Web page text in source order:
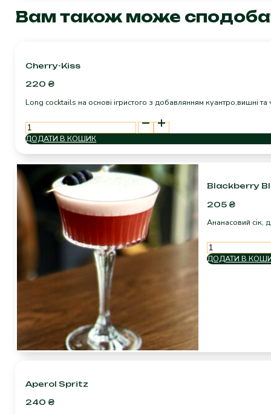
Вам також може
Cherry-Kiss
220₴
Long cocktails на основі ігристого з добавлянням куантро,вишні
Cherry-
Kiss
кількість
ДОДАТИ В КОШИК
Blackberry
205₴
Ананасовий сік,
Blackberry
Bliss
кількість
ДОДАТИ В
Aperol Spritz
240₴